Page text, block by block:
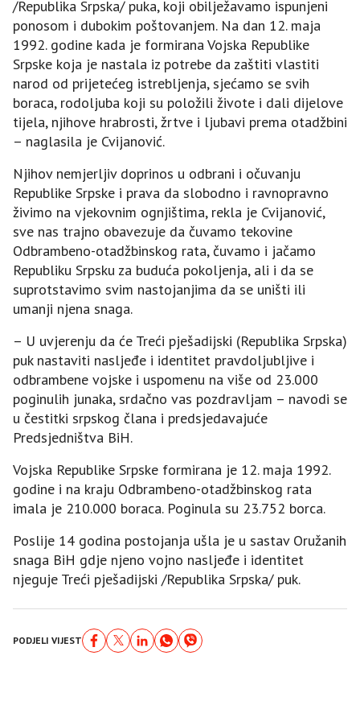
/Republika Srpska/ puka, koji obilježavamo ispunjeni
ponosom i dubokim poštovanjem. Na dan 12. maja
1992. godine kada je formirana Vojska Republike
Srpske koja je nastala iz potrebe da zaštiti vlastiti
narod od prijetećeg istrebljenja, sjećamo se svih
boraca, rodoljuba koji su položili živote i dali dijelove
tijela, njihove hrabrosti, žrtve i ljubavi prema otadžbini
– naglasila je Cvijanović.
Njihov nemjerljiv doprinos u odbrani i očuvanju
Republike Srpske i prava da slobodno i ravnopravno
živimo na vjekovnim ognjištima, rekla je Cvijanović,
sve nas trajno obavezuje da čuvamo tekovine
Odbrambeno-otadžbinskog rata, čuvamo i jačamo
Republiku Srpsku za buduća pokoljenja, ali i da se
suprotstavimo svim nastojanjima da se uništi ili
umanji njena snaga.
– U uvjerenju da će Treći pješadijski (Republika Srpska)
puk nastaviti nasljeđe i identitet pravdoljubljive i
odbrambene vojske i uspomenu na više od 23.000
poginulih junaka, srdačno vas pozdravljam – navodi se
u čestitki srpskog člana i predsjedavajuće
Predsjedništva BiH.
Vojska Republike Srpske formirana je 12. maja 1992.
godine i na kraju Odbrambeno-otadžbinskog rata
imala je 210.000 boraca. Poginula su 23.752 borca.
Poslije 14 godina postojanja ušla je u sastav Oružanih
snaga BiH gdje njeno vojno nasljeđe i identitet
njeguje Treći pješadijski /Republika Srpska/ puk.
PODJELI VIJEST